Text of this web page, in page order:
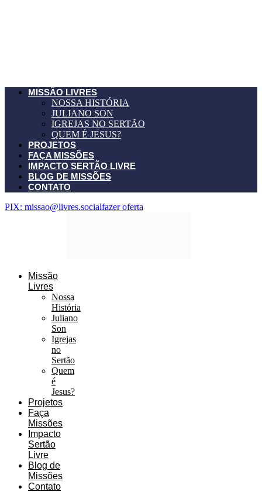
MISSÃO LIVRES
NOSSA HISTÓRIA
JULIANO SON
IGREJAS NO SERTÃO
QUEM É JESUS?
PROJETOS
FAÇA MISSÕES
IMPACTO SERTÃO LIVRE
BLOG DE MISSÕES
CONTATO
PIX: missao@livres.socialfazer oferta
Missão
Livres
Nossa
História
Juliano
Son
Igrejas
no
Sertão
Quem
é
Jesus?
Projetos
Faça
Missões
Impacto
Sertão
Livre
Blog de
Missões
Contato